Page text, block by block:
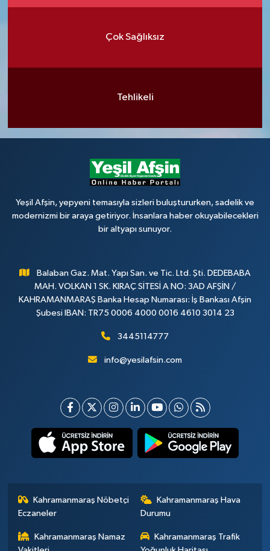
Çok Sağlıksız
Tehlikeli
Yeşil Afşin, yepyeni temasıyla sizleri buluştururken, sadelik ve
modernizmi bir araya getiriyor. İnsanlara haber okuyabilecekleri
bir altyapı sunuyor.
Balaban Gaz. Mat. Yapı San. ve Tic. Ltd. Şti. DEDEBABA
MAH. VOLKAN 1 SK. KIRAÇ SİTESİ A NO: 3AD AFŞİN /
KAHRAMANMARAŞ Banka Hesap Numarası: İş Bankası Afşin
Şubesi IBAN: TR75 0006 4000 0016 4610 3014 23
3445114777
info@yesilafsin.com
Kahramanmaraş Nöbetçi
Eczaneler
Kahramanmaraş Hava
Durumu
Kahramanmaraş Namaz
Kahramanmaraş Trafik